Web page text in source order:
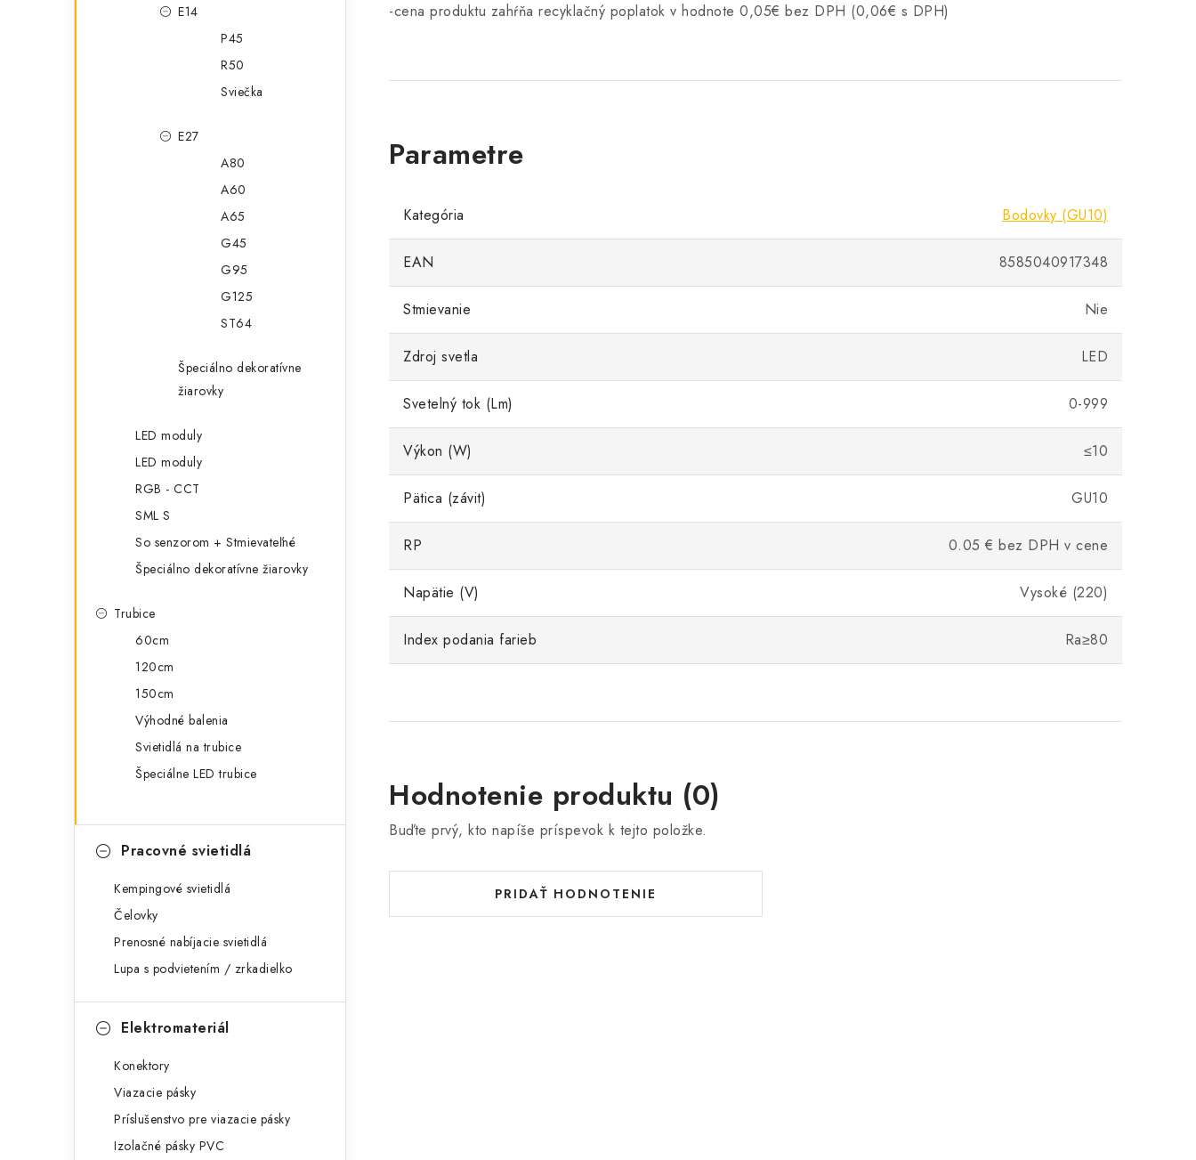
E14
P45
R50
Sviečka
E27
A80
A60
A65
G45
G95
G125
ST64
Špeciálno dekoratívne
žiarovky
LED moduly
LED moduly
RGB - CCT
SML S
So senzorom + Stmievateľné
Špeciálno dekoratívne žiarovky
Trubice
60cm
120cm
150cm
Výhodné balenia
Svietidlá na trubice
Špeciálne LED trubice
Pracovné svietidlá
Kempingové svietidlá
Čelovky
Prenosné nabíjacie svietidlá
Lupa s podvietením / zrkadielko
Elektromateriál
Konektory
Viazacie pásky
Príslušenstvo pre viazacie pásky
Izolačné pásky PVC
-cena produktu zahŕňa recyklačný poplatok v hodnote 0,05€ bez DPH (0,06€ s DPH)
Kategória Bodovky (GU10)
EAN 8585040917348
Stmievanie Nie
Zdroj svetla LED
Svetelný tok (Lm) 0-999
Výkon (W) ≤10
Pätica (závit) GU10
RP 0.05 € bez DPH v cene
Napätie (V) Vysoké (220)
Index podania farieb Ra≥80
Hodnotenie produktu (0)
Buďte prvý, kto napíše príspevok k tejto položke.
PRIDAŤ HODNOTENIE